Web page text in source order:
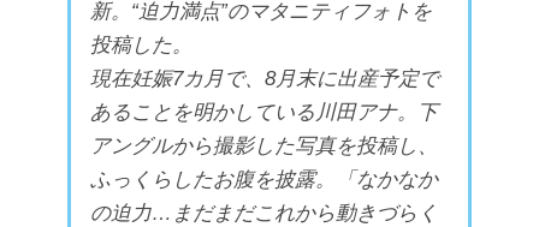
新。“迫力満点”のマタニティフォトを
投稿した。
現在妊娠7カ月で、8月末に出産予定で
あることを明かしている川田アナ。下
アングルから撮影した写真を投稿し、
ふっくらしたお腹を披露。「なかなか
の迫力…まだまだこれから動きづらく